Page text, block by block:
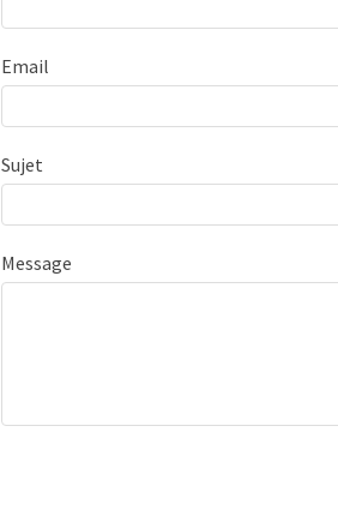
Email
Sujet
Message